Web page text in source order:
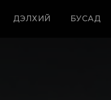
ДЭЛХИЙ БУСАД